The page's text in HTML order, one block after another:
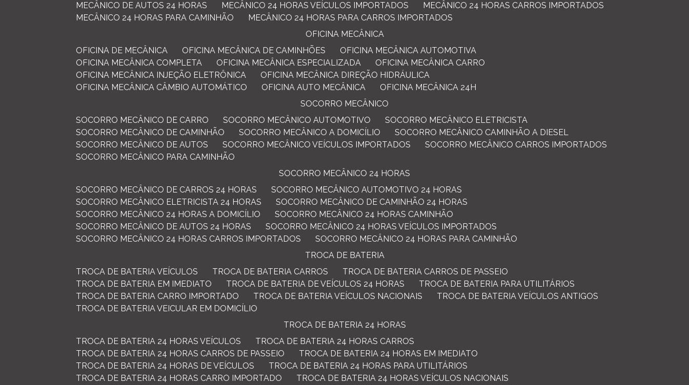
MECÂNICO DE AUTOS 24 HORAS
MECÂNICO 24 HORAS VEÍCULOS IMPORTADOS
MECÂNICO 24 HORAS CARROS IMPORTADOS
MECÂNICO 24 HORAS PARA CAMINHÃO
MECÂNICO 24 HORAS PARA CARROS IMPORTADOS
OFICINA MECÂNICA
OFICINA DE MECÂNICA
OFICINA MECÂNICA DE CAMINHÕES
OFICINA MECÂNICA AUTOMOTIVA
OFICINA MECÂNICA COMPLETA
OFICINA MECÂNICA ESPECIALIZADA
OFICINA MECÂNICA CARRO
OFICINA MECÂNICA INJEÇÃO ELETRÔNICA
OFICINA MECÂNICA DIREÇÃO HIDRÁULICA
OFICINA MECÂNICA CÂMBIO AUTOMÁTICO
OFICINA AUTO MECÂNICA
OFICINA MECÂNICA 24H
SOCORRO MECÂNICO
SOCORRO MECÂNICO DE CARRO
SOCORRO MECÂNICO AUTOMOTIVO
SOCORRO MECÂNICO ELETRICISTA
SOCORRO MECÂNICO DE CAMINHÃO
SOCORRO MECÂNICO A DOMICÍLIO
SOCORRO MECÂNICO CAMINHÃO A DIESEL
SOCORRO MECÂNICO DE AUTOS
SOCORRO MECÂNICO VEÍCULOS IMPORTADOS
SOCORRO MECÂNICO CARROS IMPORTADOS
SOCORRO MECÂNICO PARA CAMINHÃO
SOCORRO MECÂNICO 24 HORAS
SOCORRO MECÂNICO DE CARROS 24 HORAS
SOCORRO MECÂNICO AUTOMOTIVO 24 HORAS
SOCORRO MECÂNICO ELETRICISTA 24 HORAS
SOCORRO MECÂNICO DE CAMINHÃO 24 HORAS
SOCORRO MECÂNICO 24 HORAS A DOMICÍLIO
SOCORRO MECÂNICO 24 HORAS CAMINHÃO
SOCORRO MECÂNICO DE AUTOS 24 HORAS
SOCORRO MECÂNICO 24 HORAS VEÍCULOS IMPORTADOS
SOCORRO MECÂNICO 24 HORAS CARROS IMPORTADOS
SOCORRO MECÂNICO 24 HORAS PARA CAMINHÃO
TROCA DE BATERIA
TROCA DE BATERIA VEÍCULOS
TROCA DE BATERIA CARROS
TROCA DE BATERIA CARROS DE PASSEIO
TROCA DE BATERIA EM IMEDIATO
TROCA DE BATERIA DE VEÍCULOS 24 HORAS
TROCA DE BATERIA PARA UTILITÁRIOS
TROCA DE BATERIA CARRO IMPORTADO
TROCA DE BATERIA VEÍCULOS NACIONAIS
TROCA DE BATERIA VEÍCULOS ANTIGOS
TROCA DE BATERIA VEICULAR EM DOMICÍLIO
TROCA DE BATERIA 24 HORAS
TROCA DE BATERIA 24 HORAS VEÍCULOS
TROCA DE BATERIA 24 HORAS CARROS
TROCA DE BATERIA 24 HORAS CARROS DE PASSEIO
TROCA DE BATERIA 24 HORAS EM IMEDIATO
TROCA DE BATERIA 24 HORAS DE VEÍCULOS
TROCA DE BATERIA 24 HORAS PARA UTILITÁRIOS
TROCA DE BATERIA 24 HORAS CARRO IMPORTADO
TROCA DE BATERIA 24 HORAS VEÍCULOS NACIONAIS